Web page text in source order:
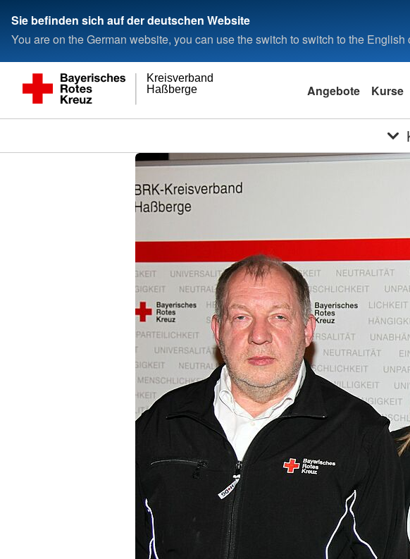
Sie befinden sich auf der deutschen Website
You are on the German website, you can use the switch to switch to the English
Haßberge
Kreisverband
Angebote Kurse